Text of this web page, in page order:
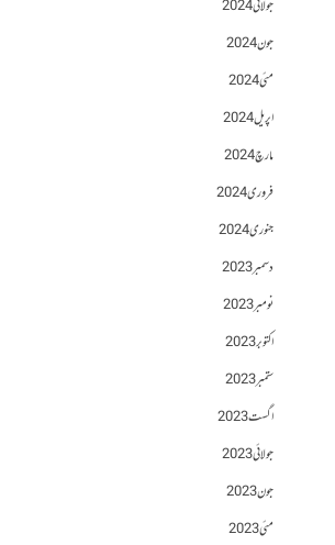
جولائی 2024
جون 2024
مئی 2024
اپریل 2024
مارچ 2024
فروری 2024
جنوری 2024
دسمبر 2023
نومبر 2023
اکتوبر 2023
ستمبر 2023
اگست 2023
جولائی 2023
جون 2023
مئی 2023